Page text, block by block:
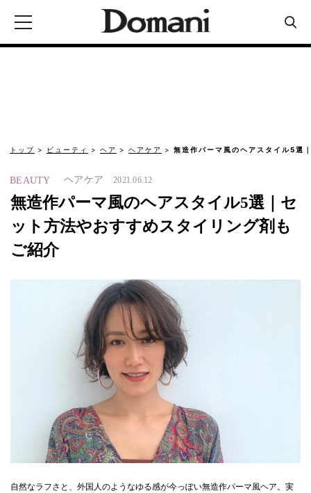
トップ ビューティ ヘア ヘアケア 無造作パーマ風のヘアスタイル5選
BEAUTY ヘアケア 2021.06.12
無造作パーマ風のヘアスタイル5選｜セ
ット方法やおすすめスタイリング剤も
ご紹介
自然なラフさと、外国人のようなゆる感が今っぽい無造作パーマ風ヘア。実